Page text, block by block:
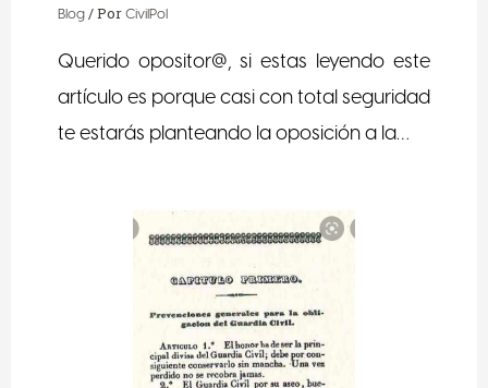
Blog/ Por CivilPol
Querido opositor@, si estas leyendo este
artículo es porque casi con total seguridad
te estarás planteando la oposición a la…